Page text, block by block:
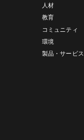
人材
教育
コミュニティ
環境
製品・サービス